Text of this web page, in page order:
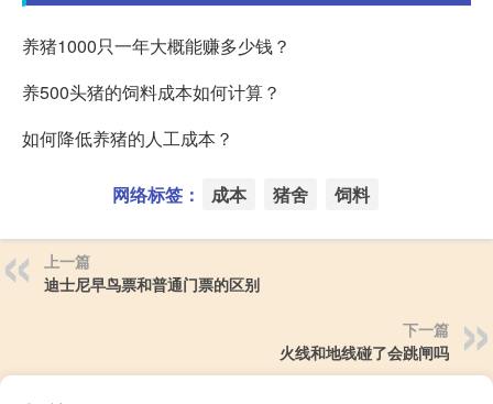
养猪1000只一年大概能赚多少钱？
养500头猪的饲料成本如何计算？
如何降低养猪的人工成本？
网络标签： 成本 猪舍 饲料
上一篇
迪士尼早鸟票和普通门票的区别
下一篇
火线和地线碰了会跳闸吗